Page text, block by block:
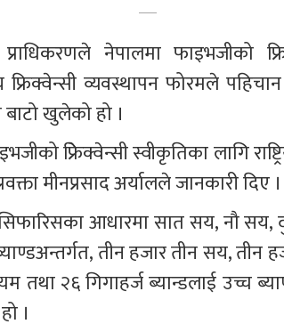
नेपालमा फाइभजीको
फ्रिक्वेन्सी व्यवस्थापन फोरमले
खुलेको हो ।
फ्रिेक्वेन्सी स्वीकृतिका लागि
मीनप्रसाद अर्यालले जानकारी दिए ।
आधारमा सात सय, नौ
तीन हजार तीन सय,
तथा २६ गिगाहर्ज ब्यान्डलाई उच्च
।